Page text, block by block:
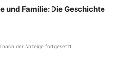
und Familie: Die Geschichte
nach der Anzeige fortgesetzt